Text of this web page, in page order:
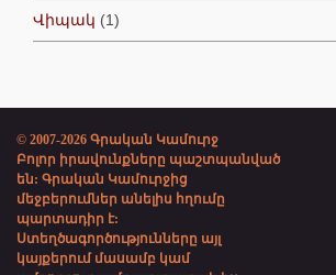
Վիպակ (1)
© 2007-2026 Գրական Կամուրջ
Բոլոր իրավունքները պաշտպանված
են: Գրական Կամուրջից
մեջբերումներ անելիս հղումը
պարտադիր է:
Ստեղծագործությունները այլ
կայքերում մասամբ կամ